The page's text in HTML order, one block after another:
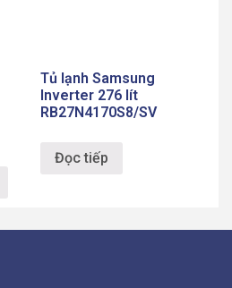
Tủ lạnh Samsung
Inverter 276 lít
RB27N4170S8/SV
Đọc tiếp